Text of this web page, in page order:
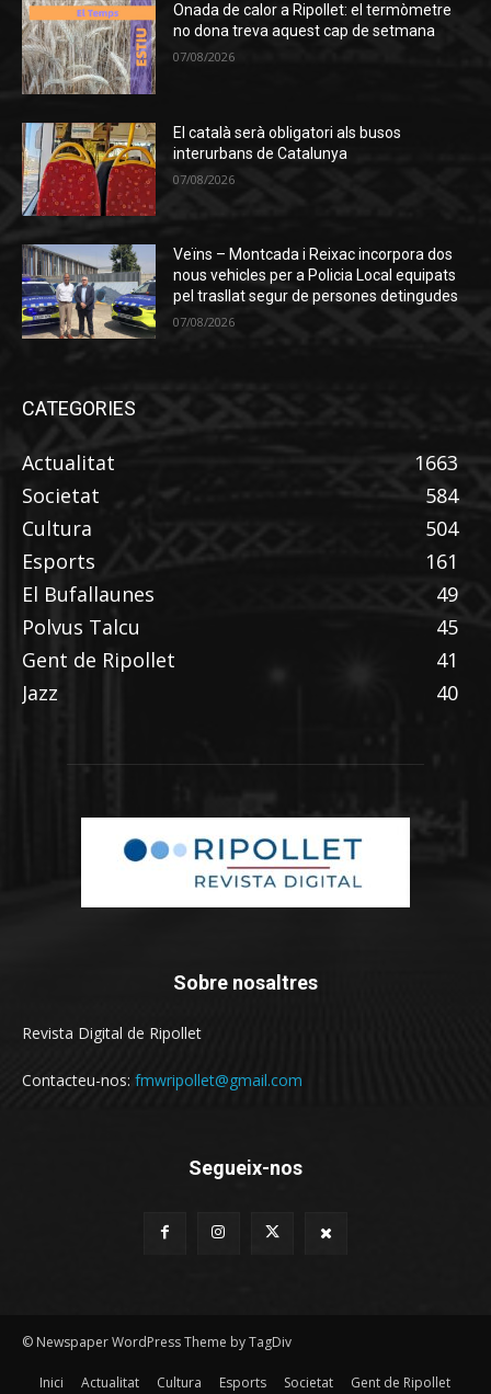
Onada de calor a Ripollet: el termòmetre
no dona treva aquest cap de setmana
07/08/2026
El català serà obligatori als busos
interurbans de Catalunya
07/08/2026
Veïns – Montcada i Reixac incorpora dos
nous vehicles per a Policia Local equipats
pel trasllat segur de persones detingudes
07/08/2026
CATEGORIES
Actualitat
1663
Societat
584
Cultura
504
Esports
161
El Bufallaunes
49
Polvus Talcu
45
Gent de Ripollet
41
Jazz
40
Sobre nosaltres
Revista Digital de Ripollet
Contacteu-nos: fmwripollet@gmail.com
Segueix-nos
© Newspaper WordPress Theme by TagDiv
Inici Actualitat Cultura Esports Societat Gent de Ripollet